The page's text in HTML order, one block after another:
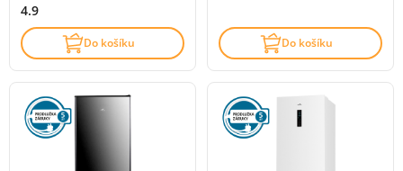
4.9
Do košíku Do košíku